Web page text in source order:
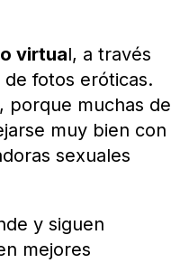
virtual, a través
fotos eróticas.
porque muchas de
muy bien con
sexuales
y siguen
mejores